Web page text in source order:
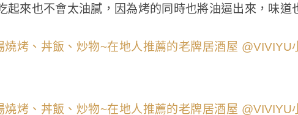
起來也不會太油膩，因為烤的同時也將油逼出來，味道